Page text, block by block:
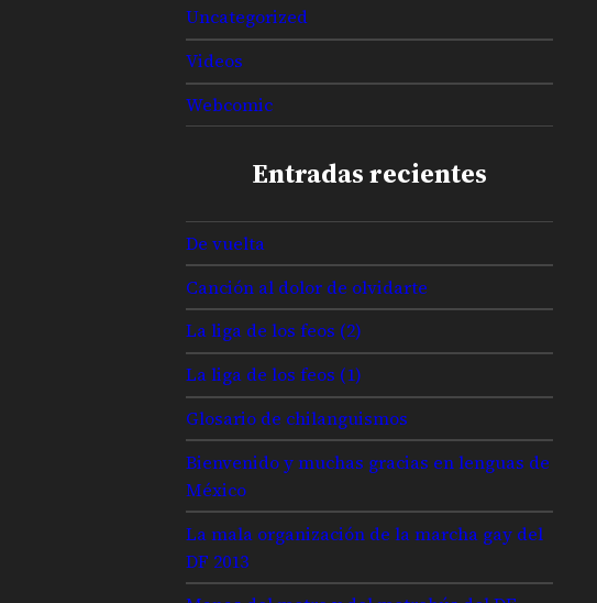
Uncategorized
Videos
Webcomic
Entradas recientes
De vuelta
Canción al dolor de olvidarte
La liga de los feos (2)
La liga de los feos (1)
Glosario de chilanguismos
Bienvenido y muchas gracias en lenguas de
México
La mala organización de la marcha gay del
DF 2013